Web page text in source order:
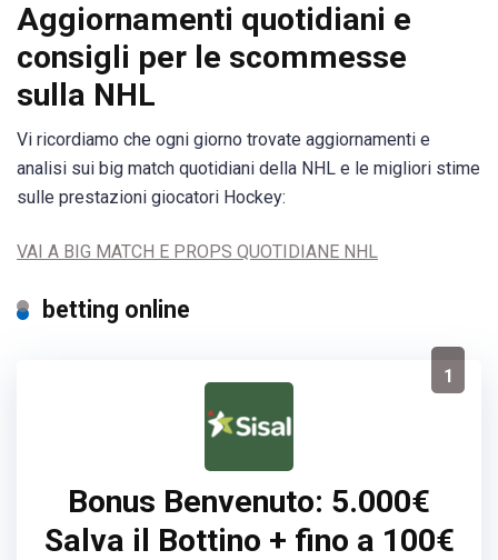
Aggiornamenti quotidiani e
consigli per le scommesse
sulla NHL
Vi ricordiamo che ogni giorno trovate aggiornamenti e
analisi sui big match quotidiani della NHL e le migliori stime
sulle prestazioni giocatori Hockey:
VAI A BIG MATCH E PROPS QUOTIDIANE NHL
betting online
1
Bonus Benvenuto: 5.000€
Salva il Bottino + fino a 100€